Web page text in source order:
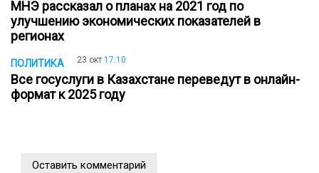
МНЭ рассказал о планах на 2021 год по
улучшению экономических показателей в
регионах
ПОЛИТИКА 23 окт 17:10
Все госуслуги в Казахстане переведут в онлайн-
формат к 2025 году
Оставить комментарий